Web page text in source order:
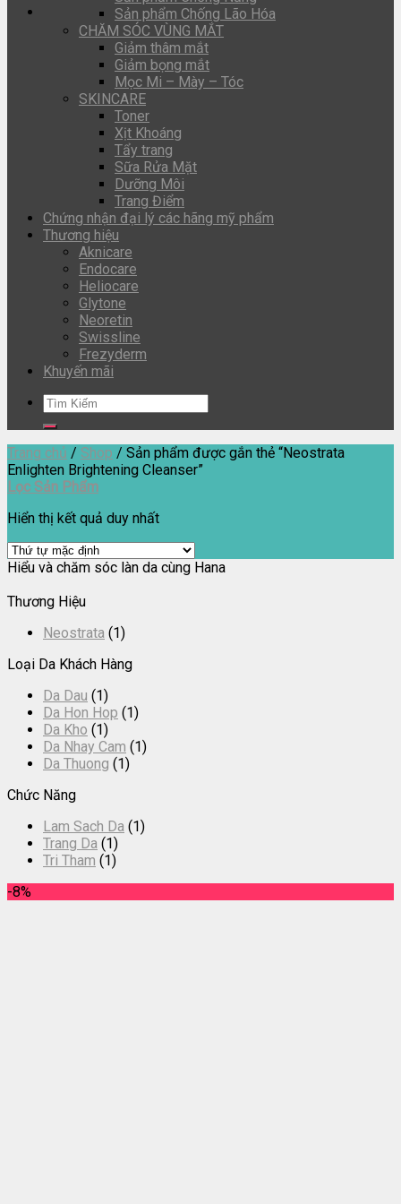
Sản phẩm Chống Lão Hóa
CHĂM SÓC VÙNG MẮT
Giảm thâm mắt
Giảm bọng mắt
Mọc Mi – Mày – Tóc
SKINCARE
Toner
Xịt Khoáng
Tẩy trang
Sữa Rửa Mặt
Dưỡng Môi
Trang Điểm
Chứng nhận đại lý các hãng mỹ phẩm
Thương hiệu
Aknicare
Endocare
Heliocare
Glytone
Neoretin
Swissline
Frezyderm
Khuyến mãi
Tìm
kiếm:
Trang chủ / Shop / Sản phẩm được gắn thẻ “Neostrata
Enlighten Brightening Cleanser”
Lọc Sản Phẩm
Hiển thị kết quả duy nhất
Hiểu và chăm sóc làn da cùng Hana
Thương Hiệu
Neostrata (1)
Loại Da Khách Hàng
Da Dau (1)
Da Hon Hop (1)
Da Kho (1)
Da Nhay Cam (1)
Da Thuong (1)
Chức Năng
Lam Sach Da (1)
Trang Da (1)
Tri Tham (1)
-8%